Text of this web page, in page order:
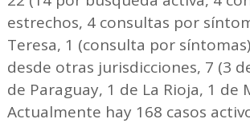
estrechos, 4 consultas por
Teresa, 1 (consulta por
desde otras jurisdicciones, 7 (3
de Paraguay, 1 de La Rioja, 1 de
Actualmente hay 168 casos